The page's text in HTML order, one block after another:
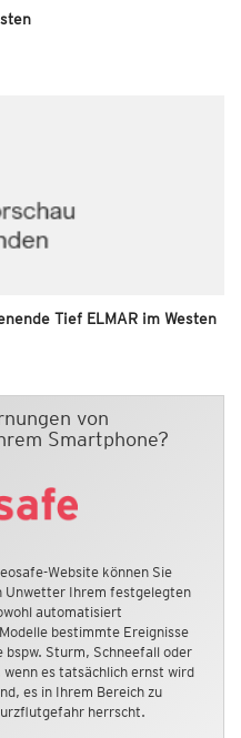
Tief ELMAR im Westen
von
Smartphone?
Website können Sie
Unwetter Ihrem festgelegten
automatisiert
bestimmte Ereignisse
Sturm, Schneefall oder
es tatsächlich ernst wird
es in Ihrem Bereich zu
herrscht.